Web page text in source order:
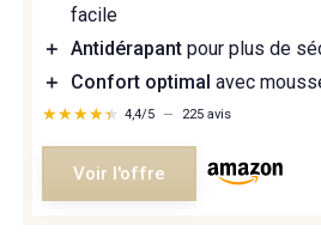
facile
＋ Antidérapant pour plus de
＋
Confort optimal avec
★★★★★
★★★★★ 4,4/5 — 225 avis
Voir l'offre